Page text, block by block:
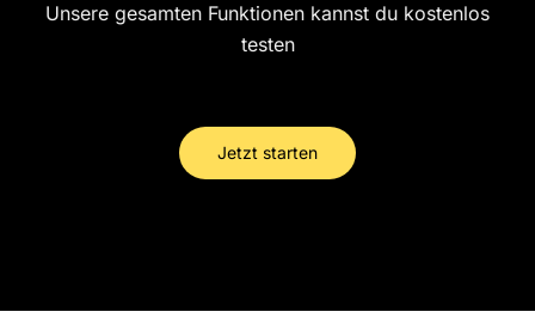
Unsere gesamten Funktionen kannst du kostenlos
testen
Jetzt starten